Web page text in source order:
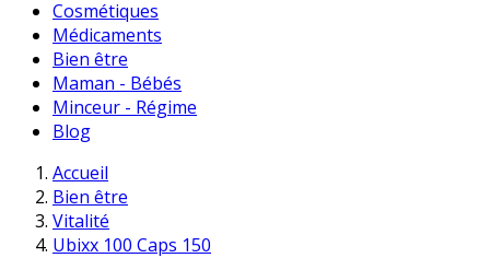
Cosmétiques
Médicaments
Bien être
Maman - Bébés
Minceur - Régime
Blog
Accueil
Bien être
Vitalité
Ubixx 100 Caps 150